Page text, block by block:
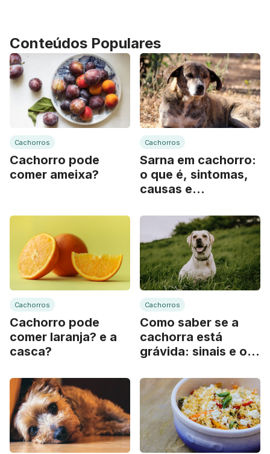
Conteúdos Populares
Cachorros
Cachorro pode
comer ameixa?
Cachorros
Sarna em cachorro:
o que é, sintomas,
causas e
Cachorros
Cachorro pode
comer laranja? e a
casca?
Cachorros
Como saber se a
cachorra está
grávida: sinais e o